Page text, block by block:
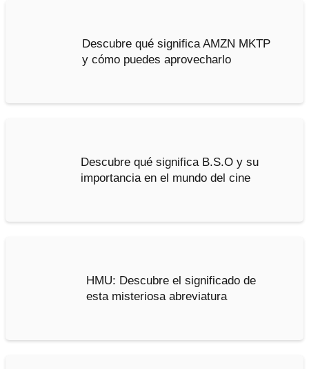
Descubre qué significa AMZN MKTP
y cómo puedes aprovecharlo
Descubre qué significa B.S.O y su
importancia en el mundo del cine
HMU: Descubre el significado de
esta misteriosa abreviatura